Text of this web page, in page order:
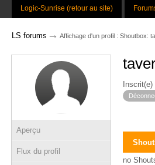
Logic-Sunrise (retour au site)
LS forums → Affichage d'un profil : Shoutbox:
Aperçu
Flux du profil
no